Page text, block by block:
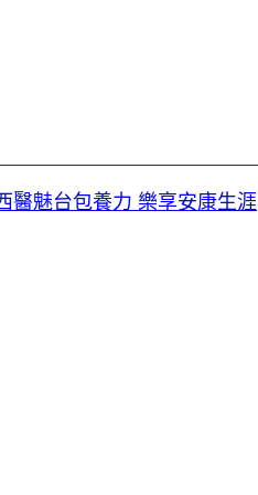
醫魅台包養力 樂享安康生涯